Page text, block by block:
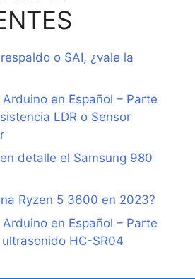
o SAI, ¿vale la
en Español – Parte
LDR o Sensor
detalle el Samsung 980
Ryzen 5 3600 en 2023?
en Español – Parte
ultrasonido HC-SR04